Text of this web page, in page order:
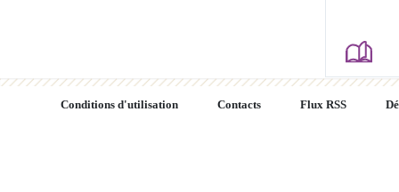
Conditions d'utilisation Contacts Flux RSS